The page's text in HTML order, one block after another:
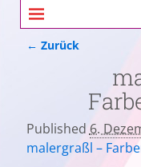
Bilder-
← Zurück
Published 6.
malergraßl –